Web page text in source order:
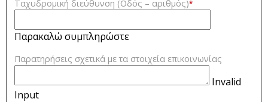
Ταχυδρομική διεύθυνση (Οδός – αριθμός)*
Παρακαλώ συμπληρώστε
Παρατηρήσεις σχετικά με τα στοιχεία επικοινωνίας
Invalid
Input